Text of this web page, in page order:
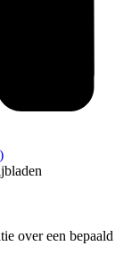
over een bepaald